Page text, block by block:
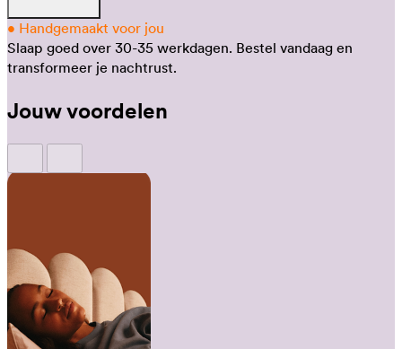
• Handgemaakt voor jou
Slaap goed over 30-35 werkdagen. Bestel vandaag en
transformeer je nachtrust.
Jouw voordelen